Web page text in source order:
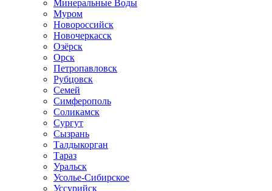
Минеральные Воды
Муром
Новороссийск
Новочеркасск
Озёрск
Орск
Петропавловск
Рубцовск
Семей
Симферополь
Соликамск
Сургут
Сызрань
Талдыкорган
Тараз
Уральск
Усолье-Сибирское
Уссурийск